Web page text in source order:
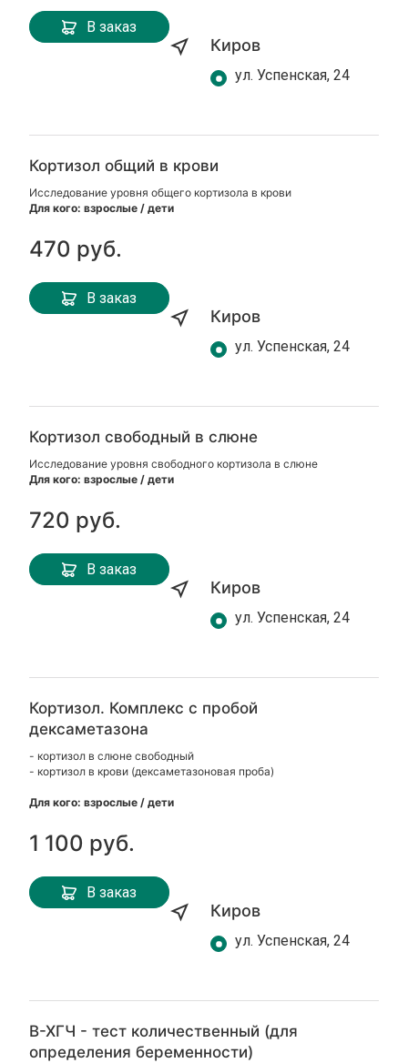
В заказ
Киров
ул. Успенская, 24
Кортизол общий в крови
Исследование уровня общего кортизола в крови
Для кого: взрослые / дети
470 руб.
В заказ
Киров
ул. Успенская, 24
Кортизол свободный в слюне
Исследование уровня свободного кортизола в слюне
Для кого: взрослые / дети
720 руб.
В заказ
Киров
ул. Успенская, 24
Кортизол. Комплекс с пробой
дексаметазона
- кортизол в слюне свободный
- кортизол в крови (дексаметазоновая проба)
Для кого: взрослые / дети
1 100 руб.
В заказ
Киров
ул. Успенская, 24
В-ХГЧ - тест количественный (для
определения беременности)